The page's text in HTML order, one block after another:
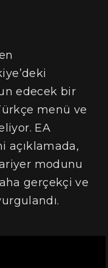
edecek bir
menü ve
EA
açıklamada,
modunu
gerçekçi ve